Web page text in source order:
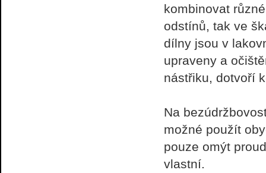
kombinovat
odstínů, tak ve
dílny jsou v
upraveny a
nástřiku, dotvoří
Na
možné použít
pouze omýt
vlastní.